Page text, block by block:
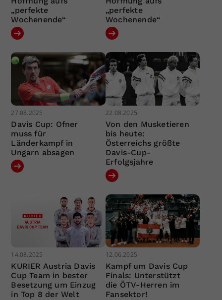
„perfekte
Wochenende“
„perfekte
Wochenende“
27.08.2025
Davis Cup: Ofner
muss für
Länderkampf in
Ungarn absagen
22.08.2025
Von den Musketieren
bis heute:
Österreichs größte
Davis-Cup-
Erfolgsjahre
14.08.2025
KURIER Austria Davis
Cup Team in bester
Besetzung um Einzug
in Top 8 der Welt
12.06.2025
Kampf um Davis Cup
Finals: Unterstützt
die ÖTV-Herren im
Fansektor!